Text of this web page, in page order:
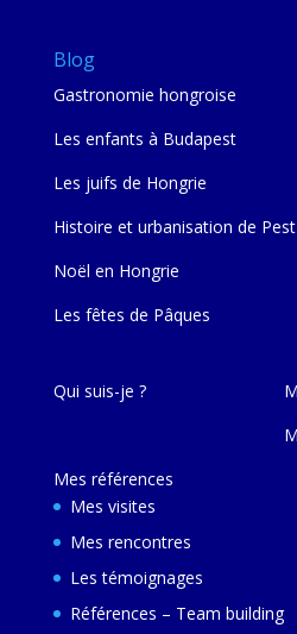
Blog
Gastronomie hongroise
Les enfants à Budapest
Les juifs de Hongrie
Histoire et urbanisation de Pest
Noël en Hongrie
Les fêtes de Pâques
Qui suis-je ?
Mes références
Mes visites
Mes rencontres
Les témoignages
Références – Team building